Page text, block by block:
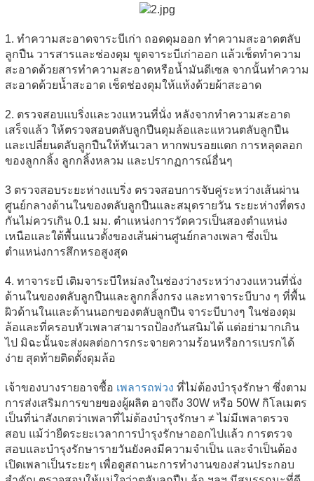
1. ทำความสะอาดจาระบีเก่า ถอดดุมออก ทำความสะอาดตลับ
ลูกปืน วารสารและช่องดุม ขูดจาระบีเก่าออก แล้วเช็ดทำความ
สะอาดด้วยสารทำความสะอาดหรือน้ำมันดีเซล จากนั้นทำความ
สะอาดด้วยน้ำสะอาด เช็ดช่องดุมให้แห้งด้วยผ้าสะอาด
2. ตรวจสอบแบริ่งและวงแหวนที่นั่ง หลังจากทำความสะอาด
เสร็จแล้ว ให้ตรวจสอบตลับลูกปืนดุมล้อและแหวนตลับลูกปืน
และเปลี่ยนตลับลูกปืนให้ทันเวลา หากพบรอยแตก การหลุดลอก
ของลูกกลิ้ง ลูกกลิ้งหลวม และปรากฏการณ์อื่นๆ
3 ตรวจสอบระยะห่างแบริ่ง ตรวจสอบการจับคู่ระหว่างเส้นผ่าน
ศูนย์กลางด้านในของตลับลูกปืนและสมุดรายวัน ระยะห่างที่ตรง
กันไม่ควรเกิน 0.1 มม. ตำแหน่งการวัดควรเป็นสองตำแหน่ง
เหนือและใต้พื้นแนวตั้งของเส้นผ่านศูนย์กลางเพลา ซึ่งเป็น
ตำแหน่งการสึกหรอสูงสุด
4. ทาจาระบี เติมจาระบีใหม่ลงในช่องว่างระหว่างวงแหวนที่นั่ง
ด้านในของตลับลูกปืนและลูกกลิ้งกรง และทาจาระบีบาง ๆ ที่พื้น
ผิวด้านในและด้านนอกของตลับลูกปืน จาระบีบางๆ ในช่องดุม
ล้อและที่ครอบหัวเพลาสามารถป้องกันสนิมได้ แต่อย่ามากเกิน
ไป มิฉะนั้นจะส่งผลต่อการกระจายความร้อนหรือการเบรกได้
ง่าย สุดท้ายติดตั้งดุมล้อ
เจ้าของบางรายอาจซื้อ เพลารถพ่วง ที่ไม่ต้องบำรุงรักษา ซึ่งตาม
การส่งเสริมการขายของผู้ผลิต อาจถึง 30W หรือ 50W กิโลเมตร
เป็นที่น่าสังเกตว่าเพลาที่ไม่ต้องบำรุงรักษา ≠ ไม่มีเพลาตรวจ
สอบ แม้ว่ายืดระยะเวลาการบำรุงรักษาออกไปแล้ว การตรวจ
สอบและบำรุงรักษารายวันยังคงมีความจำเป็น และจำเป็นต้อง
เปิดเพลาเป็นระยะๆ เพื่อดูสถานะการทำงานของส่วนประกอบ